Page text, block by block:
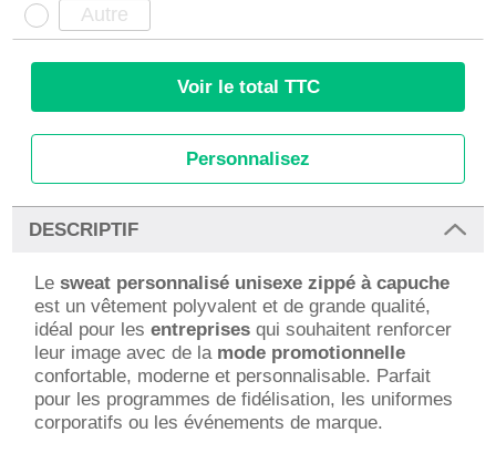
Voir le total TTC
Personnalisez
DESCRIPTIF
Lesweat personnalisé unisexe zippé à capuche
est un vêtement polyvalent et de grande qualité,
idéal pour lesentreprises qui souhaitent renforcer
leur image avec de la mode promotionnelle
confortable, moderne et personnalisable. Parfait
pour les programmes de fidélisation, les uniformes
corporatifs ou les événements de marque.